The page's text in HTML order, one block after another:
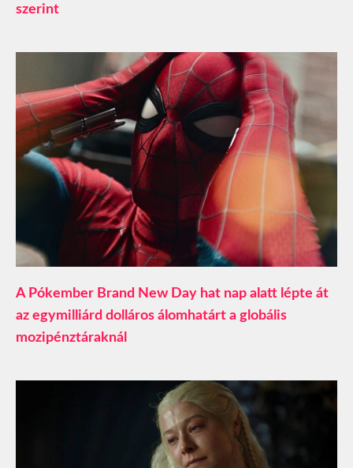
szerint
A Pókember Brand New Day hat nap alatt lépte át
az egymilliárd dolláros álomhatárt a globális
mozipénztáraknál